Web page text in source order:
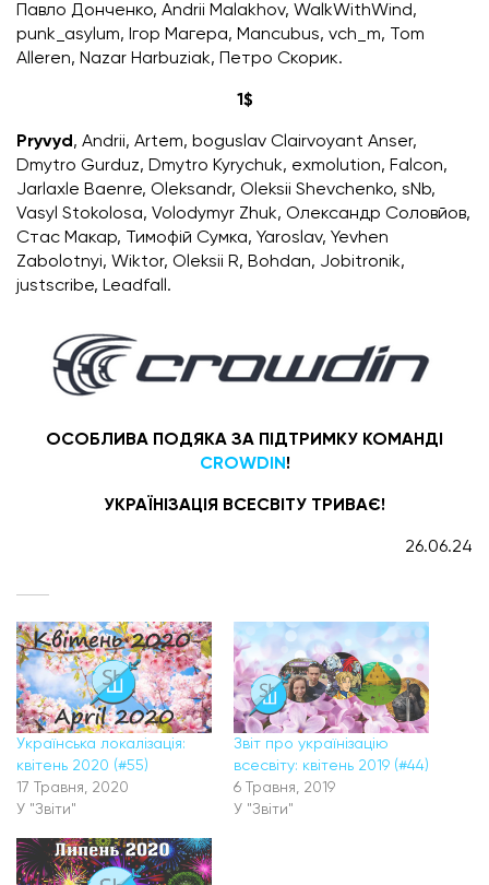
Павло Донченко, Andrii Malakhov, WalkWithWind,
punk_asylum, Ігор Магера, Mancubus, vch_m, Tom
Alleren, Nazar Harbuziak, Петро Скорик.
1$
Pryvyd , Andrii, Artem, boguslav Clairvoyant Anser,
Dmytro Gurduz, Dmytro Kyrychuk, exmolution, Falcon,
Jarlaxle Baenre, Oleksandr, Oleksii Shevchenko, sNb,
Vasyl Stokolosa, Volodymyr Zhuk, Олександр Соловйов,
Стаc Макар, Тимофій Сумка, Yaroslav, Yevhen
Zabolotnyi, Wiktor, Oleksii R, Bohdan, Jobitronik,
justscribe, Leadfall.
ОСОБЛИВА ПОДЯКА ЗА ПІДТРИМКУ КОМАНДІ
CROWDIN!
УКРАЇНІЗАЦІЯ ВСЕСВІТУ ТРИВАЄ!
26.06.24
Українська локалізація:
квітень 2020 (#55)
17 Травня, 2020
У "Звіти"
Звіт про українізацію
всесвіту: квітень 2019 (#44)
6 Травня, 2019
У "Звіти"